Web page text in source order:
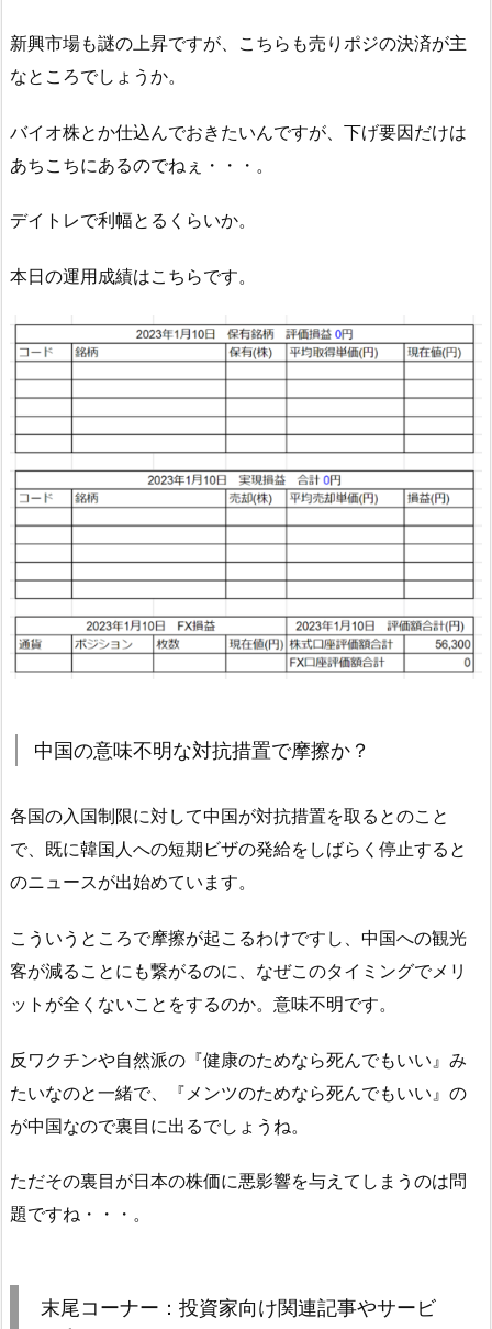
新興市場も謎の上昇ですが、こちらも売りポジの決済が主
なところでしょうか。
バイオ株とか仕込んでおきたいんですが、下げ要因だけは
あちこちにあるのでねぇ・・・。
デイトレで利幅とるくらいか。
本日の運用成績はこちらです。
中国の意味不明な対抗措置で摩擦か？
各国の入国制限に対して中国が対抗措置を取るとのこと
で、既に韓国人への短期ビザの発給をしばらく停止すると
のニュースが出始めています。
こういうところで摩擦が起こるわけですし、中国への観光
客が減ることにも繋がるのに、なぜこのタイミングでメリ
ットが全くないことをするのか。意味不明です。
反ワクチンや自然派の『健康のためなら死んでもいい』み
たいなのと一緒で、『メンツのためなら死んでもいい』の
が中国なので裏目に出るでしょうね。
ただその裏目が日本の株価に悪影響を与えてしまうのは問
題ですね・・・。
末尾コーナー：投資家向け関連記事やサービ